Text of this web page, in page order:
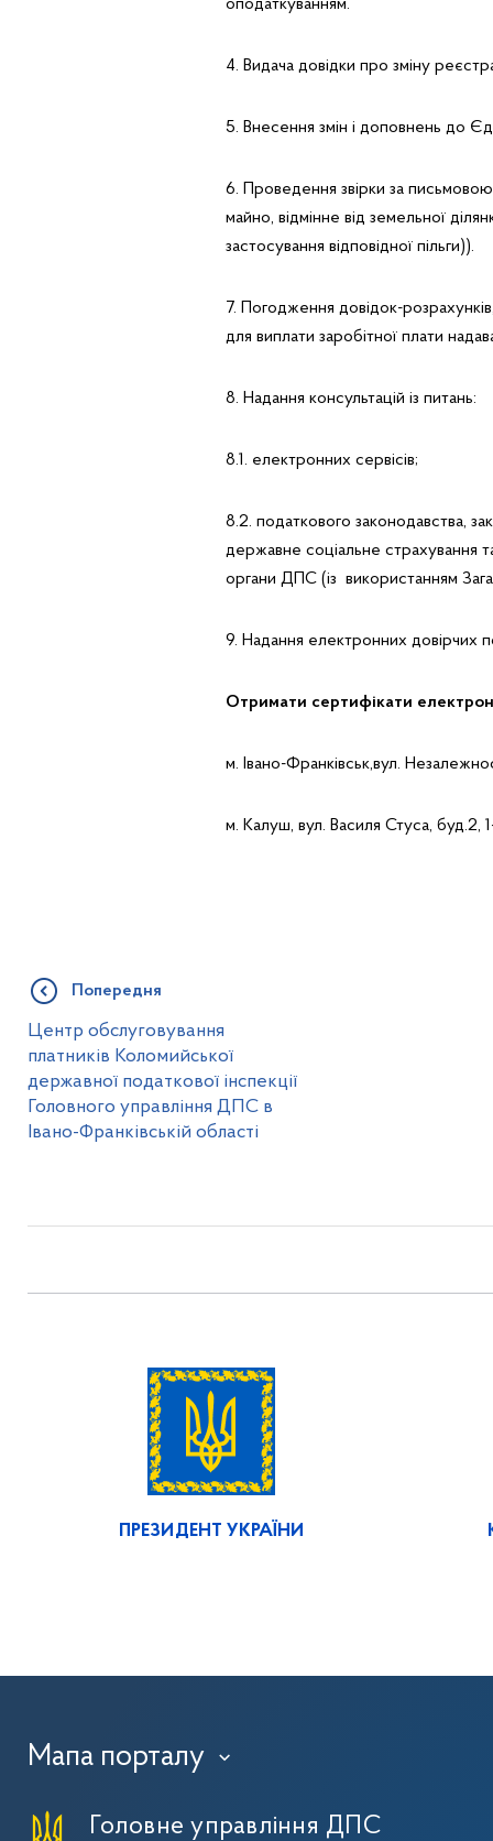
оподаткуванням.
4. Видача довідки про зміну
5. Внесення змін і доповнень до
6. Проведення звірки за
майно, відмінне від земельної
застосування відповідної пільги)).
7. Погодження довідок-
для виплати заробітної плати
8. Надання консультацій із питань:
8.1. електронних сервісів;
8.2. податкового законодавства,
державне соціальне страхування
органи ДПС (із використанням
9. Надання електронних довірчих
Отримати сертифікати
м. Івано-Франківськ,вул.
м. Калуш, вул. Василя Стуса, буд.2,
Попередня
Центр обслуговування
платників Коломийської
державної податкової інспекції
Головного управління ДПС в
Івано-Франківській області
ПРЕЗИДЕНТ УКРАЇНИ
Мапа порталу ›
Головне управління ДПС